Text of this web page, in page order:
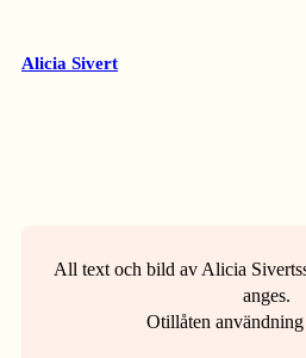
Alicia Sivert
All text och bild av Alicia
anges.
Otillåten användning